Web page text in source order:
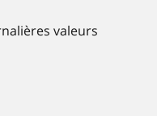
valeurs